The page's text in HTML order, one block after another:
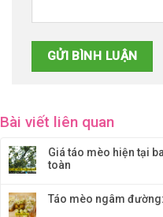
Bài viết liên quan
Giá táo mèo hiện tại
toàn
Táo mèo ngâm